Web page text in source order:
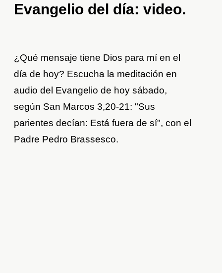
Evangelio del día: video.
¿Qué mensaje tiene Dios para mí en el
día de hoy? Escucha la meditación en
audio del Evangelio de hoy sábado,
según San Marcos 3,20-21: "Sus
parientes decían: Está fuera de sí", con el
Padre Pedro Brassesco.